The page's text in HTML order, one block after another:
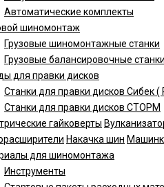
Автоматические комплекты
шиномонтаж
Грузовые шиномонтажные станки
Грузовые балансировочные станки
для правки дисков
Cтанки для правки дисков Сибек (
Станки для правки дисков СТОРМ
гайковерты
Накачка шин
для шиномонтажа
Инструменты